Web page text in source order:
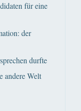
für eine
der
durfte
andere Welt